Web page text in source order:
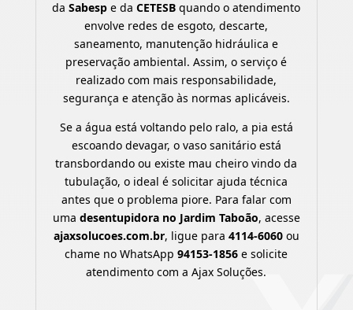
daSabesp e daCETESB quando o atendimento
envolve redes de esgoto, descarte,
saneamento, manutenção hidráulica e
preservação ambiental. Assim, o serviço é
realizado com mais responsabilidade,
segurança e atenção às normas aplicáveis.
Se a água está voltando pelo ralo, a pia está
escoando devagar, o vaso sanitário está
transbordando ou existe mau cheiro vindo da
tubulação, o ideal é solicitar ajuda técnica
antes que o problema piore. Para falar com
uma desentupidora no Jardim Taboão, acesse
ajaxsolucoes.com.br, ligue para 4114-6060ou
chame no WhatsApp94153-1856 e solicite
atendimento com a Ajax Soluções.